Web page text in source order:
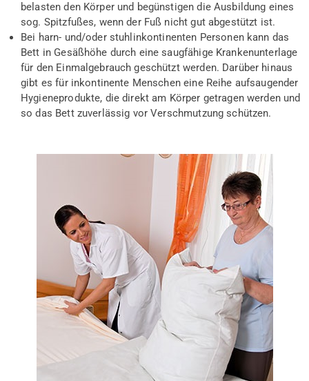
belasten den Körper und begünstigen die Ausbildung eines
sog. Spitzfußes, wenn der Fuß nicht gut abgestützt ist.
Bei harn- und/oder stuhlinkontinenten Personen kann das
Bett in Gesäßhöhe durch eine saugfähige Krankenunterlage
für den Einmalgebrauch geschützt werden. Darüber hinaus
gibt es für inkontinente Menschen eine Reihe aufsaugender
Hygieneprodukte, die direkt am Körper getragen werden und
so das Bett zuverlässig vor Verschmutzung schützen.